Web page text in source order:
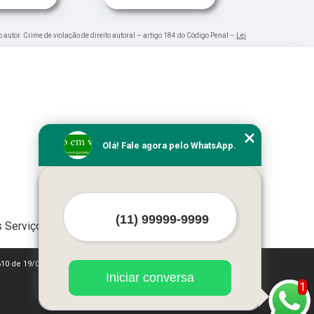
Crime de violação de direito autoral – artigo 184 do Código Penal – Lei
de 19/02/1998)
1
Olá! Fale agora pelo WhatsApp.
Iniciar conversa